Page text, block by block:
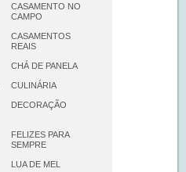
CASAMENTO NO
CAMPO
CASAMENTOS
REAIS
CHÁ DE PANELA
CULINÁRIA
DECORAÇÃO
FELIZES PARA
SEMPRE
LUA DE MEL